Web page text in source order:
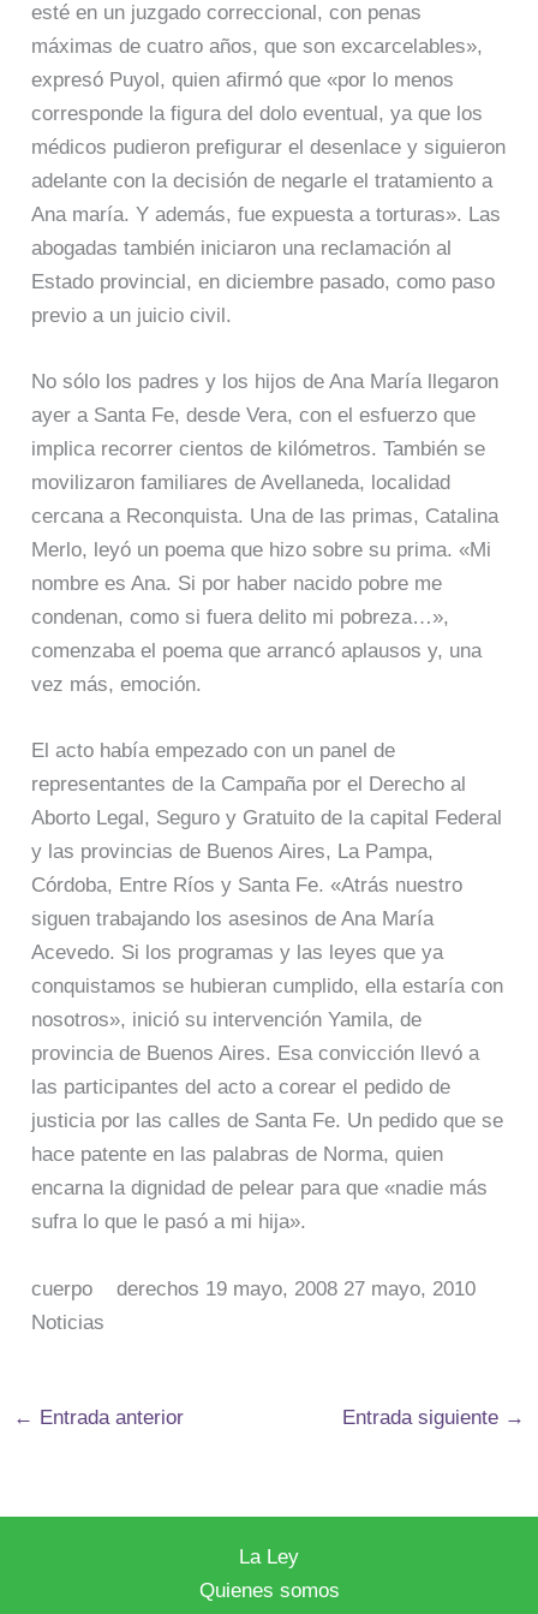
esté en un juzgado correccional, con penas
máximas de cuatro años, que son excarcelables»,
expresó Puyol, quien afirmó que «por lo menos
corresponde la figura del dolo eventual, ya que los
médicos pudieron prefigurar el desenlace y siguieron
adelante con la decisión de negarle el tratamiento a
Ana maría. Y además, fue expuesta a torturas». Las
abogadas también iniciaron una reclamación al
Estado provincial, en diciembre pasado, como paso
previo a un juicio civil.
No sólo los padres y los hijos de Ana María llegaron
ayer a Santa Fe, desde Vera, con el esfuerzo que
implica recorrer cientos de kilómetros. También se
movilizaron familiares de Avellaneda, localidad
cercana a Reconquista. Una de las primas, Catalina
Merlo, leyó un poema que hizo sobre su prima. «Mi
nombre es Ana. Si por haber nacido pobre me
condenan, como si fuera delito mi pobreza…»,
comenzaba el poema que arrancó aplausos y, una
vez más, emoción.
El acto había empezado con un panel de
representantes de la Campaña por el Derecho al
Aborto Legal, Seguro y Gratuito de la capital Federal
y las provincias de Buenos Aires, La Pampa,
Córdoba, Entre Ríos y Santa Fe. «Atrás nuestro
siguen trabajando los asesinos de Ana María
Acevedo. Si los programas y las leyes que ya
conquistamos se hubieran cumplido, ella estaría con
nosotros», inició su intervención Yamila, de
provincia de Buenos Aires. Esa convicción llevó a
las participantes del acto a corear el pedido de
justicia por las calles de Santa Fe. Un pedido que se
hace patente en las palabras de Norma, quien
encarna la dignidad de pelear para que «nadie más
sufra lo que le pasó a mi hija».
cuerpo derechos 19 mayo, 2008 27 mayo, 2010
Noticias
← Entrada anterior Entrada siguiente →
La Ley
Quienes somos